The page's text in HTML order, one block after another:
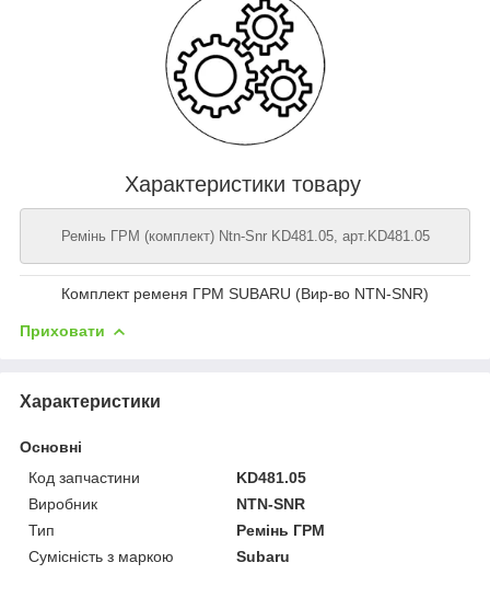
Характеристики товару
Ремінь ГРМ (комплект) Ntn-Snr KD481.05, арт.KD481.05
Комплект ременя ГРМ SUBARU (Вир-во NTN-SNR)
Приховати
Характеристики
Основні
Код запчастини
KD481.05
Виробник
NTN-SNR
Тип
Ремінь ГРМ
Сумісність з маркою
Subaru